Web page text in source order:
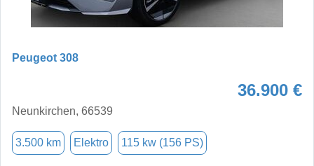
Peugeot 308
36.900 €
Neunkirchen, 66539
3.500 km Elektro 115 kw (156 PS)